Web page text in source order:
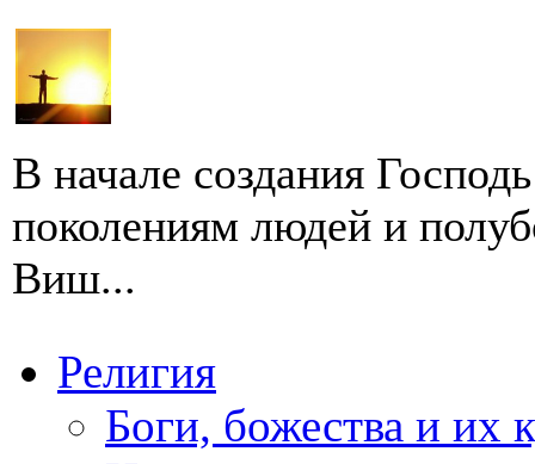
В начале создания
поколениям людей и
Виш...
Религия
Боги, божества и их